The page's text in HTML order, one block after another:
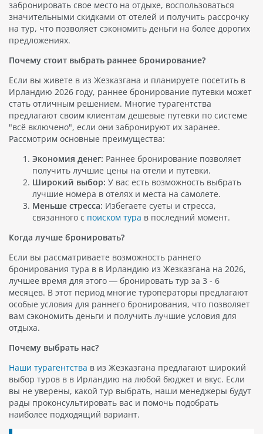
забронировать свое место на отдыхе, воспользоваться
значительными скидками от отелей и получить рассрочку
на тур, что позволяет сэкономить деньги на более дорогих
предложениях.
Почему стоит выбрать раннее бронирование?
Если вы живете в из Жезказгана и планируете посетить в
Ирландию 2026 году, раннее бронирование путевки может
стать отличным решением. Многие турагентства
предлагают своим клиентам дешевые путевки по системе
"всё включено", если они забронируют их заранее.
Рассмотрим основные преимущества:
Экономия денег: Раннее бронирование позволяет
получить лучшие цены на отели и путевки.
Широкий выбор: У вас есть возможность выбрать
лучшие номера в отелях и места на самолете.
Меньше стресса: Избегаете суеты и стресса,
связанного с поиском тура в последний момент.
Когда лучше бронировать?
Если вы рассматриваете возможность раннего
бронирования тура в в Ирландию из Жезказгана на 2026,
лучшее время для этого — бронировать тур за 3 - 6
месяцев. В этот период многие туроператоры предлагают
особые условия для раннего бронирования, что позволяет
вам сэкономить деньги и получить лучшие условия для
отдыха.
Почему выбрать нас?
Наши турагентства в из Жезказгана предлагают широкий
выбор туров в в Ирландию на любой бюджет и вкус. Если
вы не уверены, какой тур выбрать, наши менеджеры будут
рады проконсультировать вас и помочь подобрать
наиболее подходящий вариант.